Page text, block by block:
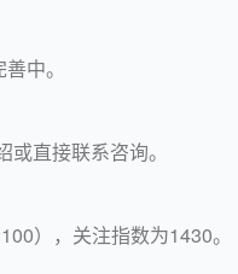
中。
直接联系咨询。
），关注指数为1430。